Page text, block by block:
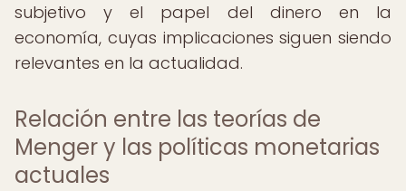
subjetivo y el papel del dinero en la
economía, cuyas implicaciones siguen siendo
relevantes en la actualidad.
Relación entre las teorías de
Menger y las políticas monetarias
actuales